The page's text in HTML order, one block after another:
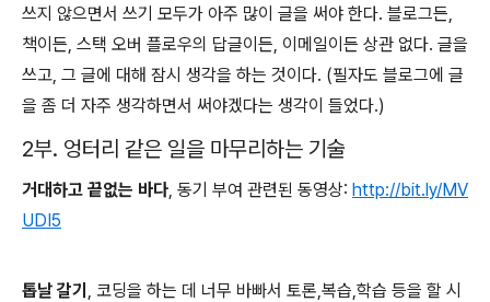
쓰지 않으면서 쓰기 모두가 아주 많이 글을 써야 한다. 블로그든,
책이든, 스택 오버 플로우의 답글이든, 이메일이든 상관 없다. 글을
쓰고, 그 글에 대해 잠시 생각을 하는 것이다. (필자도 블로그에 글
을 좀 더 자주 생각하면서 써야겠다는 생각이 들었다.)
2부. 엉터리 같은 일을 마무리하는 기술
거대하고 끝없는 바다, 동기 부여 관련된 동영상: http://bit.ly/MV
UDI5
톱날 갈기 , 코딩을 하는 데 너무 바빠서 토론,복습,학습 등을 할 시